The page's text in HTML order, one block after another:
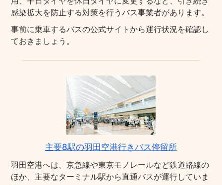
感染拡大を防止する対策を行うバス事業者があります。
事前に乗車するバスの公式サイトから運行状況を確認し
ておきましょう。
主要8駅の羽田空港行きバス停留所
羽田空港へは、京急線や東京モノレールなど鉄道路線の
ほか、主要なターミナル駅から直通バスが運行していま